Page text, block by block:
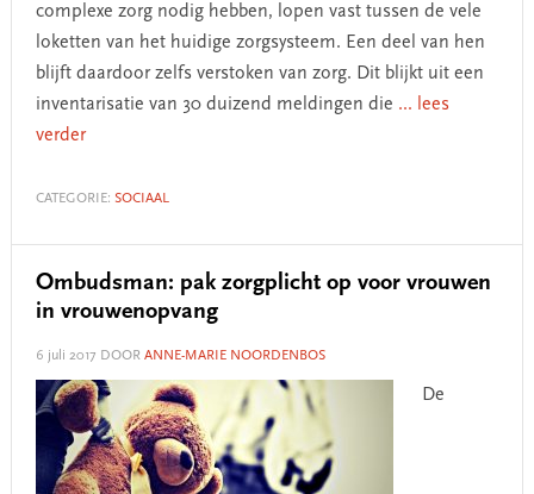
complexe zorg nodig hebben, lopen vast tussen de vele
loketten van het huidige zorgsysteem. Een deel van hen
blijft daardoor zelfs verstoken van zorg. Dit blijkt uit een
inventarisatie van 30 duizend meldingen die ... lees
verder
CATEGORIE: SOCIAAL
Ombudsman: pak zorgplicht op voor vrouwen
in vrouwenopvang
6 juli 2017 DOOR ANNE-MARIE NOORDENBOS
De